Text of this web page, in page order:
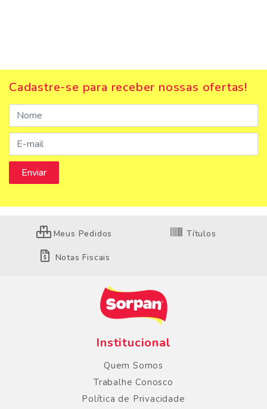
Cadastre-se para receber nossas ofertas!
Meus Pedidos Títulos
Notas Fiscais
Institucional
Quem Somos
Trabalhe Conosco
Política de Privacidade